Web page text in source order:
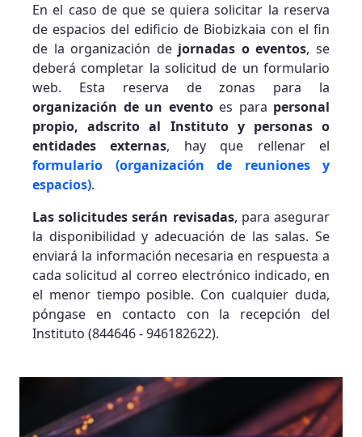
En el caso de que se quiera solicitar la reserva
de espacios del edificio de Biobizkaia con el fin
de la organización de jornadas o eventos, se
deberá completar la solicitud de un formulario
web. Esta reserva de zonas para la
organización de un eventoes para personal
propio, adscrito al Instituto y personas o
entidades externas, hay que rellenar el
formulario (organización de reuniones y
espacios).
Las solicitudes serán revisadas, para asegurar
la disponibilidad y adecuación de las salas. Se
enviará la información necesaria en respuesta a
cada solicitud al correo electrónico indicado, en
el menor tiempo posible. Con cualquier duda,
póngase en contacto con la recepción del
Instituto (844646 - 946182622).